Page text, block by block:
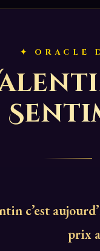
✦ ORACLE
c’est
prix